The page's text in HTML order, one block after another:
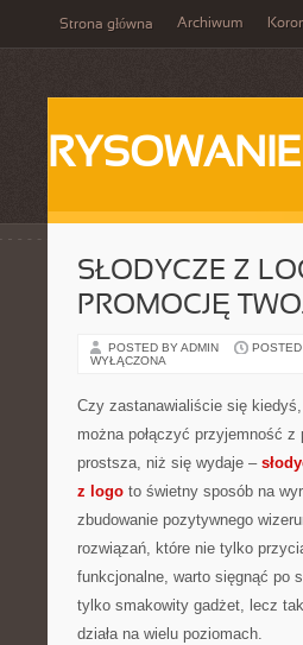
Strona główna Archiwum
RYSOWANIE
SŁODYCZE Z
PROMOCJĘ
POSTED BY ADMIN
WYŁĄCZONA
Czy zastanawialiście się
można połączyć przyjemność
prostsza, niż się wydaje –
z logo to świetny sposób na
zbudowanie pozytywnego
rozwiązań, które nie tylko
funkcjonalne, warto sięgnąć po
tylko smakowity gadżet, lecz
działa na wielu poziomach.